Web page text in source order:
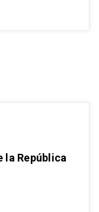
la República